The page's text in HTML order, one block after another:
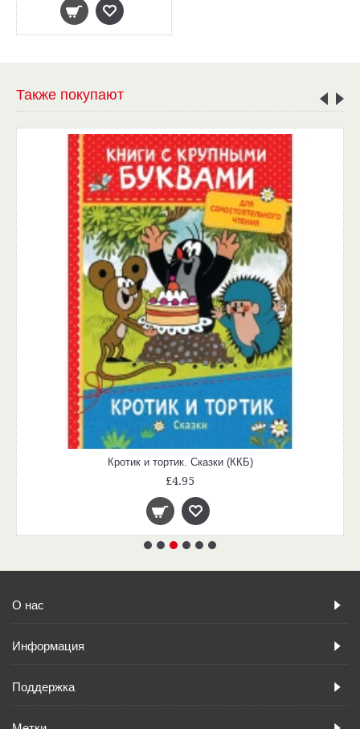
Также покупают
Кротик и тортик. Сказки (ККБ)
£4.95
О нас
Информация
Поддержка